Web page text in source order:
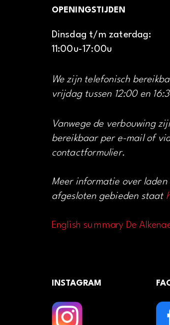
OPENINGSTIJDEN
Dinsdag t/m zaterdag:
11:00u-17:00u
We zijn telefonisch
vrijdag tussen 12:00 en
Vanwege de verbouwing
bereikbaar per e-mail of
contactformulier.
Meer informatie over laden
afgesloten gebieden staat
English summary De
INSTAGRAM